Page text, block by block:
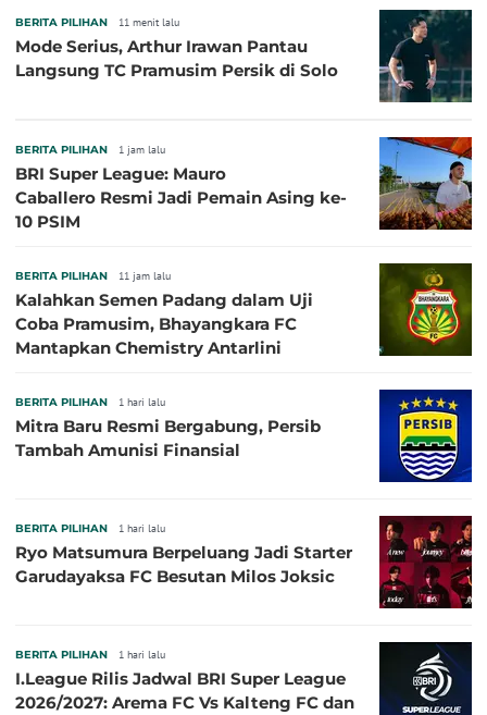
BERITA PILIHAN 11 menit lalu
Mode Serius, Arthur Irawan Pantau
Langsung TC Pramusim Persik di Solo
BERITA PILIHAN 1 jam lalu
BRI Super League: Mauro
Caballero Resmi Jadi Pemain Asing ke-
10 PSIM
BERITA PILIHAN 11 jam lalu
Kalahkan Semen Padang dalam Uji
Coba Pramusim, Bhayangkara FC
Mantapkan Chemistry Antarlini
BERITA PILIHAN 1 hari lalu
Mitra Baru Resmi Bergabung, Persib
Tambah Amunisi Finansial
BERITA PILIHAN 1 hari lalu
Ryo Matsumura Berpeluang Jadi Starter
Garudayaksa FC Besutan Milos Joksic
BERITA PILIHAN 1 hari lalu
I.League Rilis Jadwal BRI Super League
2026/2027: Arema FC Vs Kalteng FC dan